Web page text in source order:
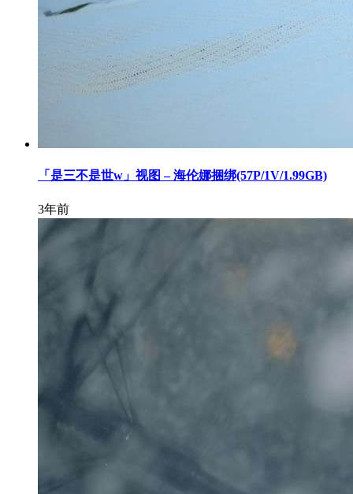
「是三不是世w」视图 – 海伦娜捆绑(57P/1V/1.99GB)
3年前